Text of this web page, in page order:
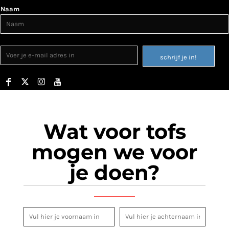
Naam
schrijf je in!
Wat voor tofs
mogen we voor
je doen?